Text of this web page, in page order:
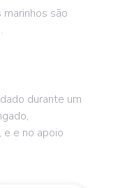
são
durante um
e no apoio